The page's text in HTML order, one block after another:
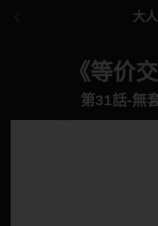
大
《等价
第31話-無